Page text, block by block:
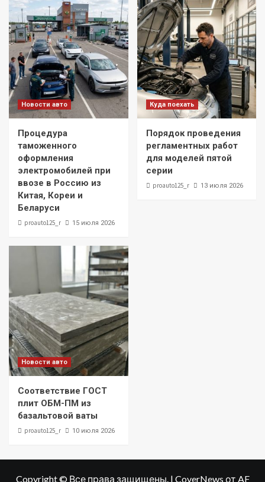
Новости авто
Процедура
таможенного
оформления
электромобилей при
ввозе в Россию из
Китая, Кореи и
Беларуси
proauto125_r 15 июля 2026
Куда поехать
Порядок проведения
регламентных работ
для моделей пятой
серии
proauto125_r 13 июля 2026
Новости авто
Соответствие ГОСТ
плит ОБМ-ПМ из
базальтовой ваты
proauto125_r 10 июля 2026
Copyright © Все права защищены. | CoverNews от AF